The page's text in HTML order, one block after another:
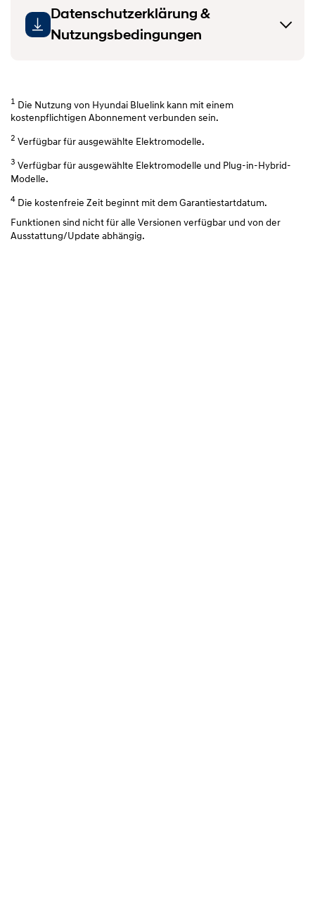
Datenschutzerklärung &
Nutzungsbedingungen
1 Die Nutzung von Hyundai Bluelink kann mit einem
kostenpflichtigen Abonnement verbunden sein.
2 Verfügbar für ausgewählte Elektromodelle.
3 Verfügbar für ausgewählte Elektromodelle und Plug-in-Hybrid-
Modelle.
4 Die kostenfreie Zeit beginnt mit dem Garantiestartdatum.
Funktionen sind nicht für alle Versionen verfügbar und von der
Ausstattung/Update abhängig.